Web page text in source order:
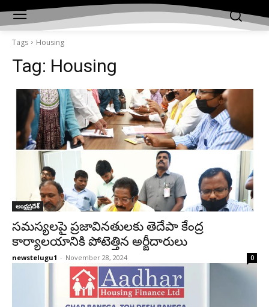
Tags Housing
Tag: Housing
ఆంధ్రప్రదేశ్‌
సమస్యలపై ప్రజావినతులకు తెదేపా కేంద్ర
కార్యాలయానికి పోటెత్తిన అర్జీదారులు
newstelugu1 - November 28, 2024 0